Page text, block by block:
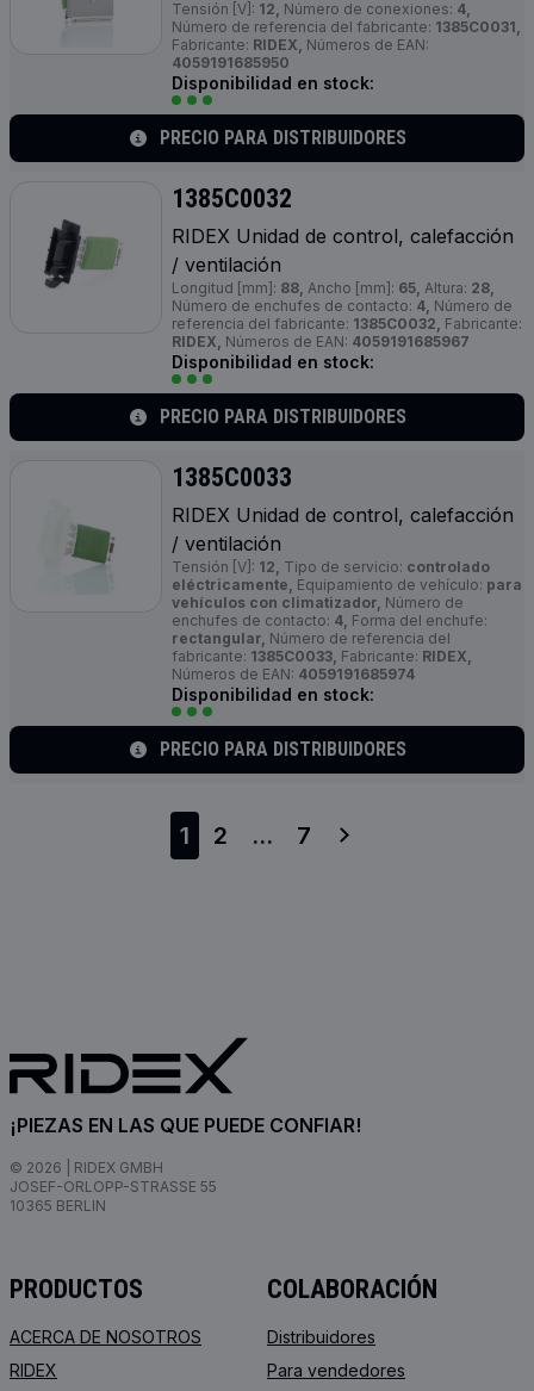
Tensión [V]: 12, Número de conexiones: 4,
Número de referencia del fabricante: 1385C0031,
Fabricante: RIDEX, Números de EAN:
4059191685950
Disponibilidad en stock:
PRECIO PARA DISTRIBUIDORES
1385C0032
RIDEX Unidad de control, calefacción
/ ventilación
Longitud [mm]: 88, Ancho [mm]: 65, Altura: 28,
Número de enchufes de contacto: 4, Número de
referencia del fabricante: 1385C0032, Fabricante:
RIDEX, Números de EAN: 4059191685967
Disponibilidad en stock:
PRECIO PARA DISTRIBUIDORES
1385C0033
RIDEX Unidad de control, calefacción
/ ventilación
Tensión [V]: 12, Tipo de servicio: controlado
eléctricamente, Equipamiento de vehículo: para
vehículos con climatizador, Número de
enchufes de contacto: 4, Forma del enchufe:
rectangular, Número de referencia del
fabricante: 1385C0033, Fabricante: RIDEX,
Números de EAN: 4059191685974
Disponibilidad en stock:
PRECIO PARA DISTRIBUIDORES
1 2 ... 7
¡PIEZAS EN LAS QUE PUEDE CONFIAR!
© 2026 | RIDEX GMBH
JOSEF-ORLOPP-STRASSE 55
10365 BERLIN
PRODUCTOS
ACERCA DE NOSOTROS
RIDEX
COLABORACIÓN
Distribuidores
Para vendedores